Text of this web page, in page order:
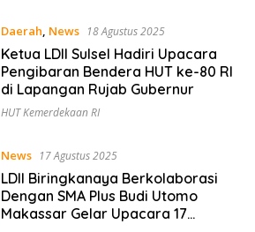
Daerah, News 18 Agustus 2025
Ketua LDII Sulsel Hadiri Upacara
Pengibaran Bendera HUT ke-80 RI
di Lapangan Rujab Gubernur
HUT Kemerdekaan RI
News 17 Agustus 2025
LDII Biringkanaya Berkolaborasi
Dengan SMA Plus Budi Utomo
Makassar Gelar Upacara 17